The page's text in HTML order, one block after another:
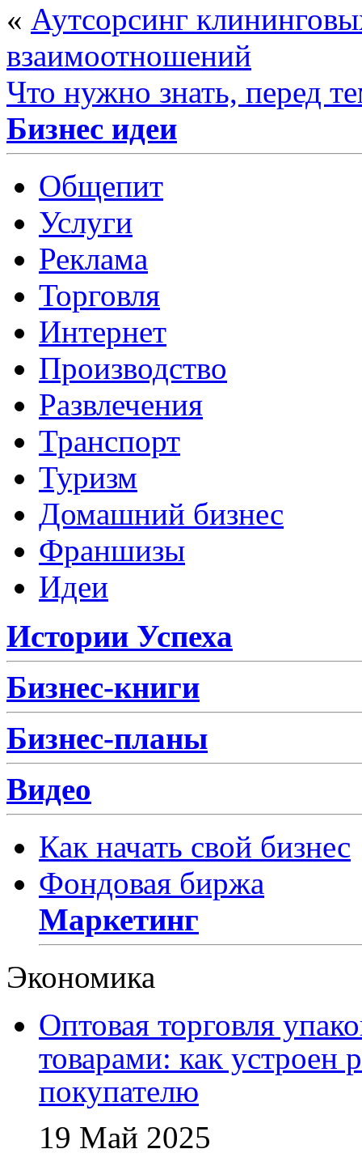
« Аутсорсинг
взаимоотношений
Что нужно знать, перед
Бизнес идеи
Общепит
Услуги
Реклама
Торговля
Интернет
Производство
Развлечения
Транспорт
Туризм
Домашний бизнес
Франшизы
Идеи
Истории Успеха
Бизнес-книги
Бизнес-планы
Видео
Как начать свой бизнес
Фондовая биржа
Маркетинг
Экономика
Оптовая торговля
товарами: как устроен
покупателю
19 Май 2025